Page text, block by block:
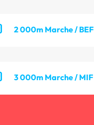
2 000m Marche / BEF
3 000m Marche / MIF